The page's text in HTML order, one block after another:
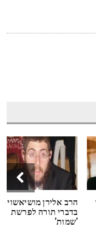
הרב אלירן מושיאשוילי
בדברי תורה לפרשת
'שמות'